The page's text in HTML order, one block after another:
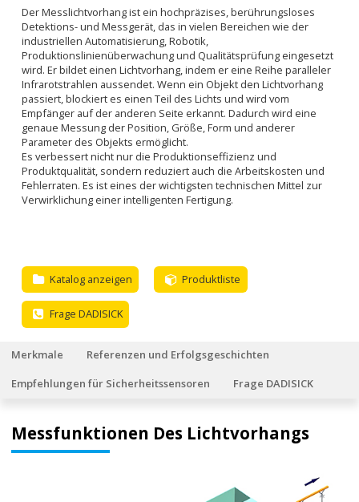
Der Messlichtvorhang ist ein hochpräzises, berührungsloses
Detektions- und Messgerät, das in vielen Bereichen wie der
industriellen Automatisierung, Robotik,
Produktionslinienüberwachung und Qualitätsprüfung eingesetzt
wird. Er bildet einen Lichtvorhang, indem er eine Reihe paralleler
Infrarotstrahlen aussendet. Wenn ein Objekt den Lichtvorhang
passiert, blockiert es einen Teil des Lichts und wird vom
Empfänger auf der anderen Seite erkannt. Dadurch wird eine
genaue Messung der Position, Größe, Form und anderer
Parameter des Objekts ermöglicht.
Es verbessert nicht nur die Produktionseffizienz und
Produktqualität, sondern reduziert auch die Arbeitskosten und
Fehlerraten. Es ist eines der wichtigsten technischen Mittel zur
Verwirklichung einer intelligenten Fertigung.
Katalog anzeigen Produktliste
Frage DADISICK
Merkmale
Referenzen und Erfolgsgeschichten
Empfehlungen für Sicherheitssensoren
Frage DADISICK
Messfunktionen Des Lichtvorhangs